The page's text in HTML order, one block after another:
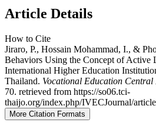
Article Details
How to Cite
Jiraro, P., Hossain Mohammad, I., &
Behaviors Using the Concept of Active
International Higher Education
Thailand. Vocational Education
70. retrieved from https://so06.tci-
thaijo.org/index.php/IVECJournal/
More Citation Formats